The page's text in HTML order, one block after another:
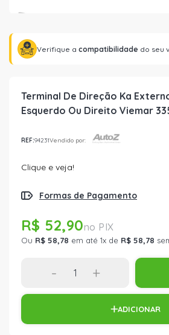
Verifique a compatibilidade do seu
Terminal De Direção Ka
Esquerdo Ou Direito Viemar
REF:94231Vendido por:
Clique e veja!
Formas de Pagamento
R$ 52,90
Ou R$ 58,78 em até 1x de R$ 58,78
- +
ADICIONAR